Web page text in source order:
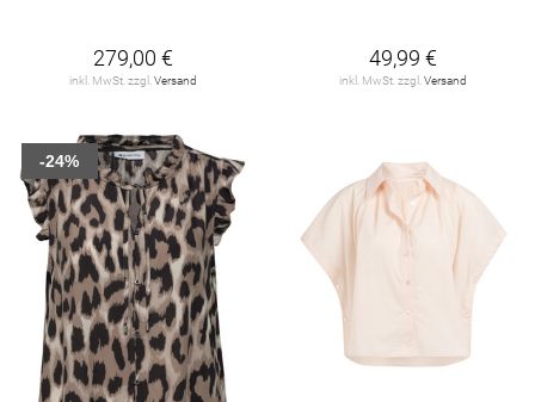
279,00 €
inkl. MwSt. zzgl. Versand
49,99 €
inkl. MwSt. zzgl. Versand
-24%